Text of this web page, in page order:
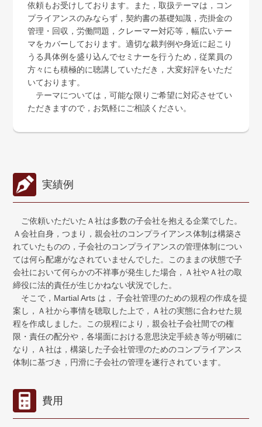
依頼もお受けしております。また，取扱テーマは，コン
プライアンスのみならず，契約書の基礎知識，売掛金の
管理・回収，労働問題，クレーマー対応等，幅広いテー
マをカバーしております。適切な裁判例や身近に起こり
うる具体例を盛り込んでセミナーを行うため，従業員の
方々にも積極的に聴講していただき，大変好評をいただ
いております。
テーマについては，可能な限りご希望に対応させてい
ただきますので，お気軽にご相談ください。
実績例
ご依頼いただいたＡ社は多数の子会社を抱える企業でした。
Ａ会社自身，つまり，親会社のコンプライアンス体制は構築さ
れていたものの，子会社のコンプライアンスの管理体制につい
ては何ら配慮がなされていませんでした。このままの状態で子
会社において何らかの不祥事が発生した場合，Ａ社やＡ社の取
締役に法的責任が生じかねない状況でした。
そこで，Martial Arts は， 子会社管理のための規程の作成を提
案し，Ａ社から事情を聴取した上で，Ａ社の実態に合わせた規
程を作成しました。この規程により，親会社子会社間での権
限・責任の配分や，各場面における意思決定手続き等が明確に
なり，Ａ社は，構築した子会社管理のためのコンプライアンス
体制に基づき，円滑に子会社の管理を遂行されています。
費用